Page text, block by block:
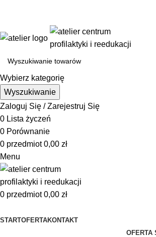
Wybierz kategorię
Wyszukiwanie
Zaloguj Się / Zarejestruj Się
0 Lista życzeń
0 Porównanie
0 przedmiot 0,00 zł
Menu
0 przedmiot 0,00 zł
STARTOFERTAKONTAKT
OFERTA